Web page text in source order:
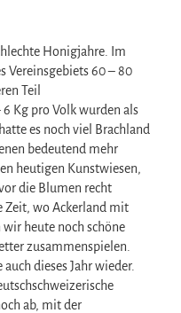
Honigjahre. Im
Vereinsgebiets 60 – 80
Teil
Kg pro Volk wurden als
es noch viel Brachland
bedeutend mehr
heutigen Kunstwiesen,
die Blumen recht
Zeit, wo Ackerland mit
heute noch schöne
zusammenspielen.
dieses Jahr wieder.
ab, mit der